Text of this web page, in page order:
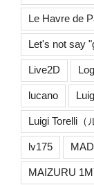
Le Havre de
Let's not say
Live2D
lucano
Luigi Torelli（
lv175
MAIZURU